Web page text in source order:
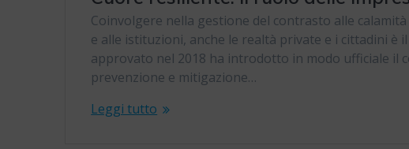
Coinvolgere nella gestione del contrasto alle
e alle istituzioni, anche le realtà private e i cittadini è
approvato nel 2018 ha introdotto in modo ufficiale il
prevenzione e mitigazione…
Leggi tutto